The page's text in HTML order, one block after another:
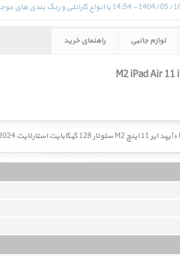
لوازم جانبی راهنمای خرید